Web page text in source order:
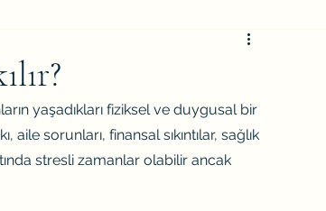
yaşadıkları fiziksel ve duygusal bir
sorunları, finansal sıkıntılar, sağlık
stresli zamanlar olabilir ancak